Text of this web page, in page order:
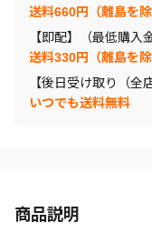
送料660円（離島を
【即配】（最低購入
送料330円（離島を
【後日受け取り（全
いつでも送料無料
商品説明